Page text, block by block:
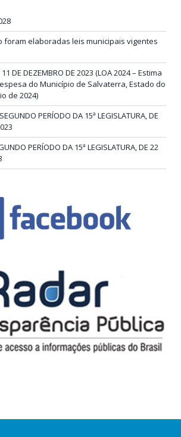
foram elaboradas leis municipais vigentes
DE DEZEMBRO DE 2023 (LOA 2024 – Estima
do Município de Salvaterra, Estado do
de 2024)
PERÍODO DA 15ª LEGISLATURA, DE
PERÍODO DA 15ª LEGISLATURA, DE 22